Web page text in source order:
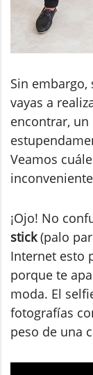
Sin
vayas a
encontrar,
Veamos
¡Ojo! No
stick(palo
Internet esto
porque te
moda. El
fotografías
peso de una